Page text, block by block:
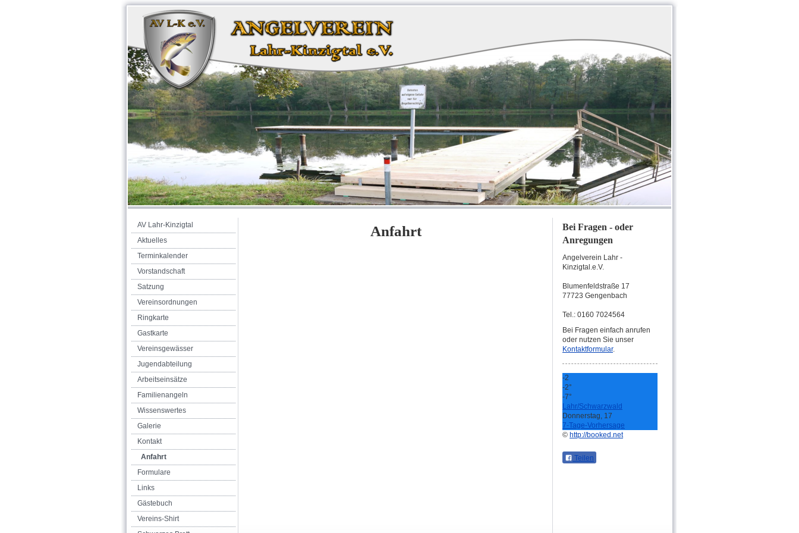
AV Lahr-Kinzigtal
Aktuelles
Terminkalender
Vorstandschaft
Satzung
Vereinsordnungen
Ringkarte
Gastkarte
Vereinsgewässer
Jugendabteilung
Arbeitseinsätze
Familienangeln
Wissenswertes
Galerie
Kontakt
Anfahrt
Formulare
Links
Gästebuch
Vereins-Shirt
Anfahrt
Bei Fragen - oder
Anregungen
Angelverein Lahr -
Kinzigtal.e.V.
Blumenfeldstraße 17
77723 Gengenbach
Tel.: 0160 7024564
Bei Fragen einfach anrufen
oder nutzen Sie unser
Kontaktformular.
-2
-2°
-7°
Lahr/Schwarzwald
Donnerstag, 17
7-Tage-Vorhersage
© http://booked.net
Teilen